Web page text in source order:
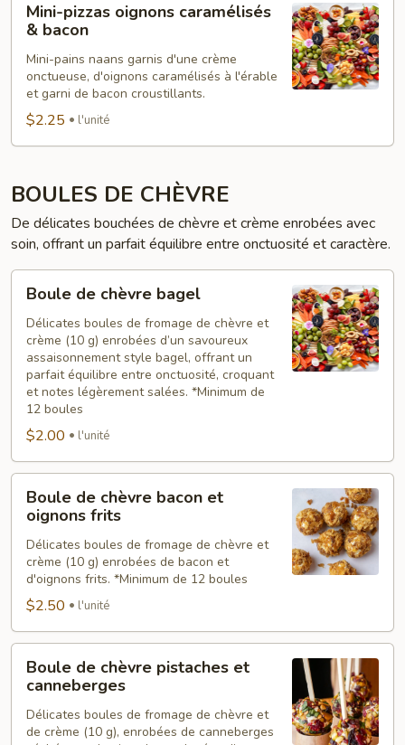
pizzas
oignons
caramélisés
bacon
Mini-pizzas oignons caramélisés
& bacon
Mini-pains naans garnis d'une crème
onctueuse, d'oignons caramélisés à l'érable
et garni de bacon croustillants.
$2.25 l'unité
BOULES DE CHÈVRE
De délicates bouchées de chèvre et crème enrobées avec
soin, offrant un parfait équilibre entre onctuosité et caractère.
chèvre
bagel
Boule de chèvre bagel
Délicates boules de fromage de chèvre et
crème (10 g) enrobées d’un savoureux
assaisonnement style bagel, offrant un
parfait équilibre entre onctuosité, croquant
et notes légèrement salées. *Minimum de
12 boules
$2.00 l'unité
chèvre
bacon
oignons
frits
Boule de chèvre bacon et
oignons frits
Délicates boules de fromage de chèvre et
crème (10 g) enrobées de bacon et
d'oignons frits. *Minimum de 12 boules
$2.50 l'unité
chèvre
pistaches
Boule de chèvre pistaches et
canneberges
Délicates boules de fromage de chèvre et
de crème (10 g), enrobées de canneberges